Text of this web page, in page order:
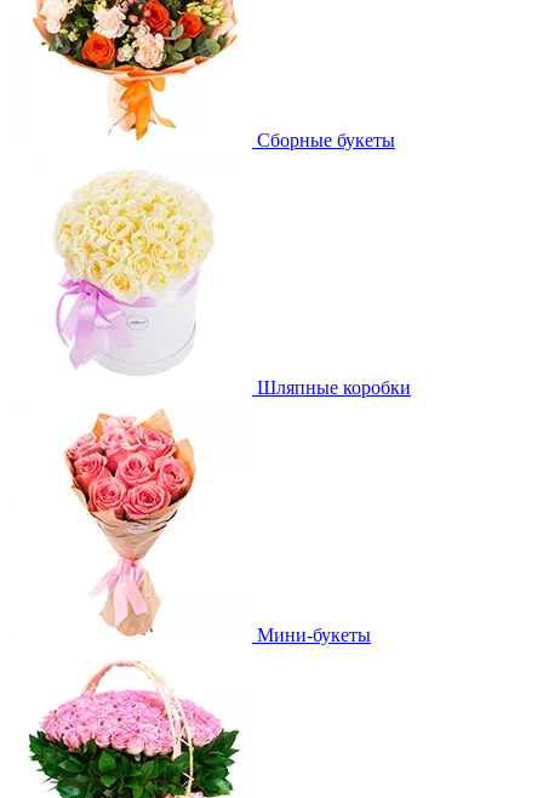
Сборные букеты
Шляпные коробки
Мини-букеты